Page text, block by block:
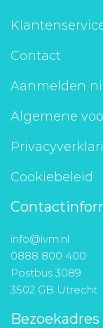
Contact
Aanmelden
Algemene
Cookiebeleid
info@ivm.nl
0888 800 400
Postbus 3089
3502 GB Utrecht
Bezoekadres